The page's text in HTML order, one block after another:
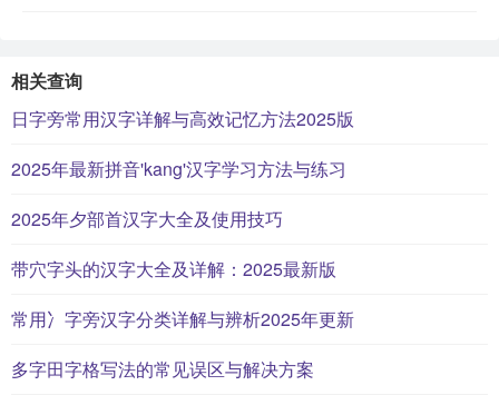
相关查询
日字旁常用汉字详解与高效记忆方法2025版
2025年最新拼音'kang'汉字学习方法与练习
2025年夕部首汉字大全及使用技巧
带穴字头的汉字大全及详解：2025最新版
常用冫字旁汉字分类详解与辨析2025年更新
多字田字格写法的常见误区与解决方案